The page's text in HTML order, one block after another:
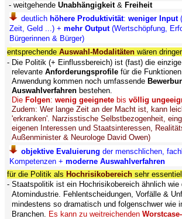
- weitgehende Unabhängigkeit& Freiheit
deutlich höhere Produktivität: weniger Input
Zeit, Geld ...) + mehr Output(Wertschöpfung,
Bürgerinnen & Bürger)
entsprechende Auswahl-Modalitäten wären
- Die Politik (+ Einflussbereich) ist (fast) die
relevante Anforderungsprofile für die
Anwendung kommen noch umfassende
Auswahlverfahren bestehen.
Die Folgen: wenig geeignete bis völlig
Zudem: Wer lange Zeit an der Macht ist, kann
'erkranken'. Narzisstische Selbstbezogenheit,
eigenen Interessen und Staatsinteressen,
Außenminister & Neurologe David Owen)
objektive Evaluierung der menschlichen,
Kompetenzen + moderne Auswahlverfahren
für die Politik als Hochrisikobereich sehr
- Staatspolitik ist ein Hochrisikobereich ähnlich wie
Atomindustrie. Fehlentscheidungen, Vorfälle &
mindestens so dramatisch und folgenschwer wie
Branchen. Es kann zu weitreichenden